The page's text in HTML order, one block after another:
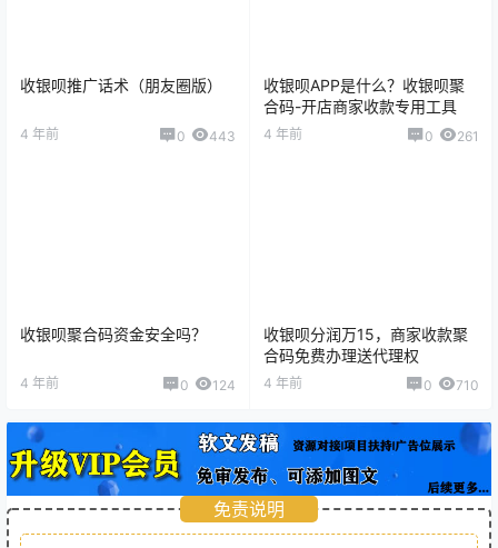
收银呗推广话术（朋友圈版）
4 年前 0 443
收银呗APP是什么？收银呗聚
合码-开店商家收款专用工具
4 年前 0 261
收银呗聚合码资金安全吗？
4 年前 0 124
收银呗分润万15，商家收款聚
合码免费办理送代理权
4 年前 0 710
免责说明